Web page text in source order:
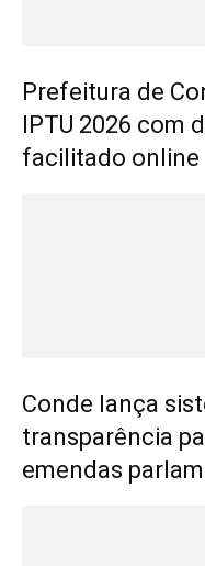
Prefeitura de
IPTU 2026 com
facilitado online
Conde lança
transparência
emendas